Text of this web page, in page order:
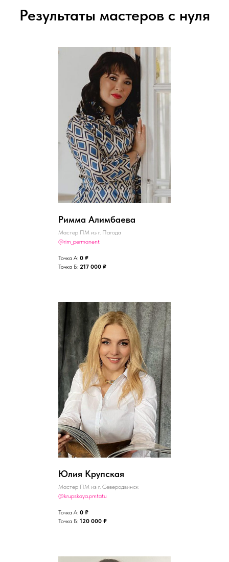
Результаты мастеров с нуля
Римма Алимбаева
Мастер ПМ из г. Пагода
@rim_permanent
Точка А: 0 ₽
Точка Б: 217 000 ₽
Юлия Крупская
Мастер ПМ из г. Северодвинск
@krupskaya.pmtatu
Точка А: 0 ₽
Точка Б: 120 000 ₽